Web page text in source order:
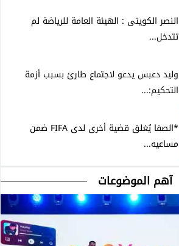
النصر الكويتى : الهيئة العامة للرياضة لم
تتدخل...
وليد دعبس يدعو لاجتماع طارئ بسبب أزمة
التحكيم:...
*الصفا يُغلق قضية أخرى لدى FIFA ضمن
مساعيه...
آهم الموضوعات